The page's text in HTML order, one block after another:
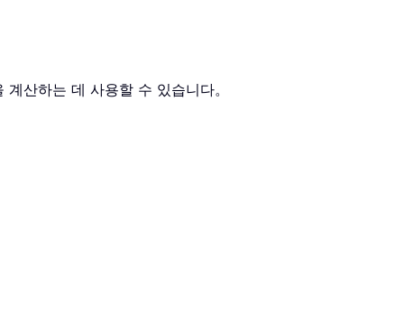
산하는 데 사용할 수 있습니다。